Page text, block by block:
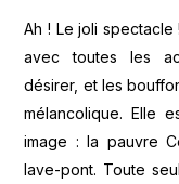
Ah ! Le joli
avec toutes les
désirer, et les
mélancolique. Elle
image : la pauvre
lave-pont. Toute